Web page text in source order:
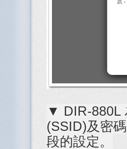
▼ DIR-880L
(SSID)及密
段的設定。